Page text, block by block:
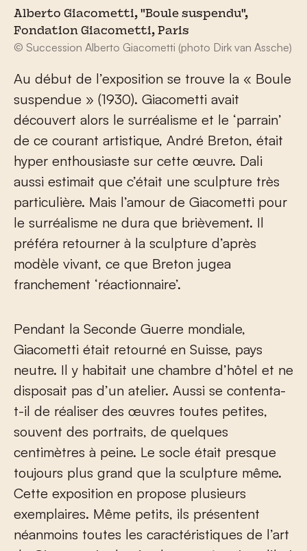
Alberto Giacometti, "Boule suspendu",
Fondation Giacometti, Paris
© Succession Alberto Giacometti (photo Dirk van Assche)
Au début de l’exposition se trouve la « Boule
suspendue » (1930). Giacometti avait
découvert alors le surréalisme et le ‘parrain’
de ce courant artistique, André Breton, était
hyper enthousiaste sur cette œuvre. Dali
aussi estimait que c’était une sculpture très
particulière. Mais l’amour de Giacometti pour
le surréalisme ne dura que brièvement. Il
préféra retourner à la sculpture d’après
modèle vivant, ce que Breton jugea
franchement ‘réactionnaire’.
Pendant la Seconde Guerre mondiale,
Giacometti était retourné en Suisse, pays
neutre. Il y habitait une chambre d’hôtel et ne
disposait pas d’un atelier. Aussi se contenta-
t-il de réaliser des œuvres toutes petites,
souvent des portraits, de quelques
centimètres à peine. Le socle était presque
toujours plus grand que la sculpture même.
Cette exposition en propose plusieurs
exemplaires. Même petits, ils présentent
néanmoins toutes les caractéristiques de l’art